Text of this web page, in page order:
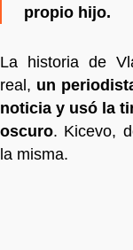
propio hijo.
La historia de
real, un
noticia y usó la
oscuro. Kicevo,
la misma.